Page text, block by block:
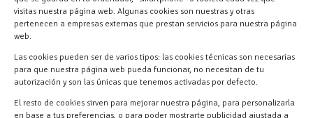
visitas nuestra página web. Algunas cookies son nuestras y otras
pertenecen a empresas externas que prestan servicios para nuestra página
web.
Las cookies pueden ser de varios tipos: las cookies técnicas son necesarias
para que nuestra página web pueda funcionar, no necesitan de tu
autorización y son las únicas que tenemos activadas por defecto.
El resto de cookies sirven para mejorar nuestra página, para personalizarla
en base a tus preferencias, o para poder mostrarte publicidad ajustada a
Turégano-Navas de Oro, 47, 40280
Navalmanzano, Segovia, ESPAÑA